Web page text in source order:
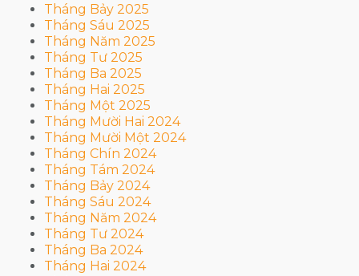
Tháng Bảy 2025
Tháng Sáu 2025
Tháng Năm 2025
Tháng Tư 2025
Tháng Ba 2025
Tháng Hai 2025
Tháng Một 2025
Tháng Mười Hai 2024
Tháng Mười Một 2024
Tháng Chín 2024
Tháng Tám 2024
Tháng Bảy 2024
Tháng Sáu 2024
Tháng Năm 2024
Tháng Tư 2024
Tháng Ba 2024
Tháng Hai 2024